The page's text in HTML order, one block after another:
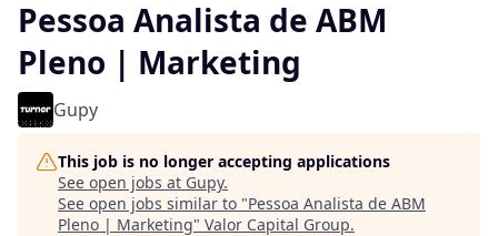
Pessoa Analista de ABM
Pleno | Marketing
Gupy
This job is no longer accepting applications
See open jobs at Gupy.
See open jobs similar to "Pessoa Analista de ABM
Pleno | Marketing" Valor Capital Group.